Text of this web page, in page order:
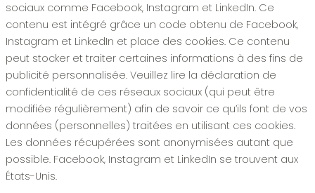
sociaux comme Facebook, Instagram et LinkedIn. Ce
contenu est intégré grâce un code obtenu de Facebook,
Instagram et LinkedIn et place des cookies. Ce contenu
peut stocker et traiter certaines informations à des fins de
publicité personnalisée. Veuillez lire la déclaration de
confidentialité de ces réseaux sociaux (qui peut être
modifiée régulièrement) afin de savoir ce qu’ils font de vos
données (personnelles) traitées en utilisant ces cookies.
Les données récupérées sont anonymisées autant que
possible. Facebook, Instagram et LinkedIn se trouvent aux
États-Unis.